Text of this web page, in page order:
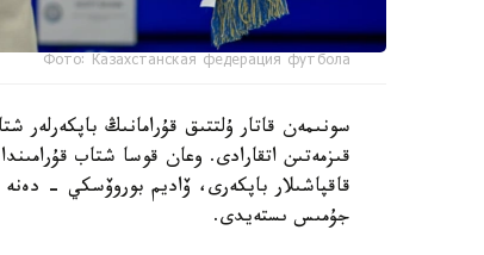
Фото: Казахстанская федерация футбола
سونىمەن قاتار ۇلتتىق قۇرامانىڭ
قىزمەتىن اتقارادى. وعان قوسا شتاب
قاقپاشىلار باپكەرى، ۆاديم بوروۆسكي -
جۇمىس ىستەيدى.